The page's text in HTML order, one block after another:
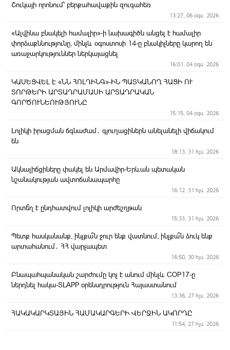
Շուկայի որոնում՝ բերքահավաքին զուգահեռ
13:27, 06 օգս. 2026
«Ալվինա բնակելի համալիր»-ի նախագիծն անցել է համալիր
փորձաքննությունը, մինչև օգոստոսի 14-ը բնակիչները կարող են
առաջարկություններ ներկայացնել
16:01, 04 օգս. 2026
ԿԱՍԵՑՎԵԼ Է «ՆՆ ՀՈԼԴԻՆԳ»-ԻՆ ՊԱՏԿԱՆՈՂ ՀԱՑԻ ՈՒ
ՏՈՐԹԵՐԻ ԱՐՏԱԴՐԱՄԱՍԻ ԱՐՏԱԴՐԱԿԱՆ
ԳՈՐԾՈՒՆԵՈՒԹՅՈՒՆԸ
15:15, 04 օգս. 2026
Լոլիկի իրացման ճգնաժամ․ գյուղացիներն անելանելի վիճակում
են
18:13, 31 հլս. 2026
Ակնալիճցիները փակել են Արմավիր-Երևան պետական
նշանակության ավտոճանապարհը
16:12, 31 հլս. 2026
Որտե՞ղ է ընդհատվում լոլիկի արժեշղթան
15:33, 31 հլս. 2026
Պետք հասկանանք, ինչքա՞ն ջուր ենք վատնում, ինչքա՞ն ձուկ ենք
արտահանում․ ՀՀ վարչապետ
16:50, 30 հլս. 2026
Բնապահպանական շարժումը կոչ է անում մինչև COP17-ը
ներդնել հակա-SLAPP օրենսդրություն Հայաստանում
13:36, 27 հլս. 2026
ՀԱԿԱԿԱՐԿՏԱՅԻՆ ՀԱՄԱԿԱՐԳԵՐԻ ՎԵՐՋԻՆ ԱԿՈՐԴԸ
11:54, 27 հլս. 2026